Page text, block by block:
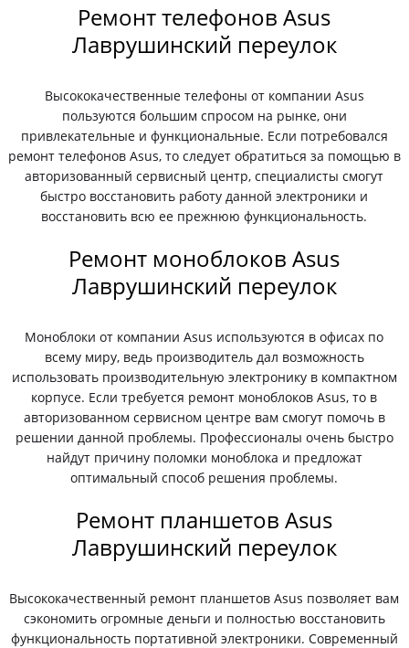
Ремонт телефонов Asus
Лаврушинский переулок
Высококачественные телефоны от компании Asus
пользуются большим спросом на рынке, они
привлекательные и функциональные. Если потребовался
ремонт телефонов Asus, то следует обратиться за помощью в
авторизованный сервисный центр, специалисты смогут
быстро восстановить работу данной электроники и
восстановить всю ее прежнюю функциональность.
Ремонт моноблоков Asus
Лаврушинский переулок
Моноблоки от компании Asus используются в офисах по
всему миру, ведь производитель дал возможность
использовать производительную электронику в компактном
корпусе. Если требуется ремонт моноблоков Asus, то в
авторизованном сервисном центре вам смогут помочь в
решении данной проблемы. Профессионалы очень быстро
найдут причину поломки моноблока и предложат
оптимальный способ решения проблемы.
Ремонт планшетов Asus
Лаврушинский переулок
Высококачественный ремонт планшетов Asus позволяет вам
сэкономить огромные деньги и полностью восстановить
функциональность портативной электроники. Современный